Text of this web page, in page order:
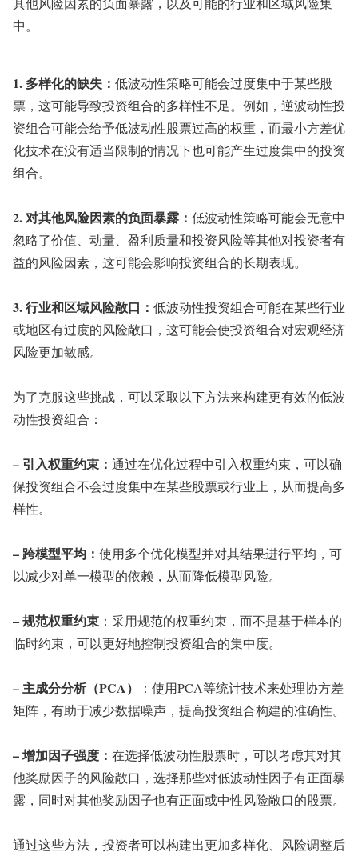
中。
1. 多样化的缺失： 低波动性策略可能会过度集中于某些股
票，这可能导致投资组合的多样性不足。例如，逆波动性投
资组合可能会给予低波动性股票过高的权重，而最小方差优
化技术在没有适当限制的情况下也可能产生过度集中的投资
组合。
2. 对其他风险因素的负面暴露： 低波动性策略可能会无意中
忽略了价值、动量、盈利质量和投资风险等其他对投资者有
益的风险因素，这可能会影响投资组合的长期表现。
3. 行业和区域风险敞口： 低波动性投资组合可能在某些行业
或地区有过度的风险敞口，这可能会使投资组合对宏观经济
风险更加敏感。
为了克服这些挑战，可以采取以下方法来构建更有效的低波
动性投资组合：
– 引入权重约束： 通过在优化过程中引入权重约束，可以确
保投资组合不会过度集中在某些股票或行业上，从而提高多
样性。
– 跨模型平均： 使用多个优化模型并对其结果进行平均，可
以减少对单一模型的依赖，从而降低模型风险。
– 规范权重约束 ：采用规范的权重约束，而不是基于样本的
临时约束，可以更好地控制投资组合的集中度。
– 主成分分析（PCA）
：使用PCA等统计技术来处理协方差
矩阵，有助于减少数据噪声，提高投资组合构建的准确性。
– 增加因子强度： 在选择低波动性股票时，可以考虑其对其
他奖励因子的风险敞口，选择那些对低波动性因子有正面暴
露，同时对其他奖励因子也有正面或中性风险敞口的股票。
通过这些方法，投资者可以构建出更加多样化、风险调整后